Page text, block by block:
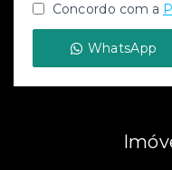
Concordo com a
WhatsApp